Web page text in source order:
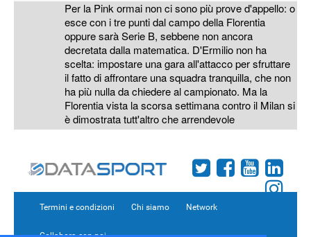
Per la Pink ormai non ci sono più prove d'appello: o
esce con i tre punti dal campo della Florentia
oppure sarà Serie B, sebbene non ancora
decretata dalla matematica. D'Ermilio non ha
scelta: impostare una gara all'attacco per sfruttare
il fatto di affrontare una squadra tranquilla, che non
ha più nulla da chiedere al campionato. Ma la
Florentia vista la scorsa settimana contro il Milan si
è dimostrata tutt'altro che arrendevole
Termini e condizioni Chi siamo Network